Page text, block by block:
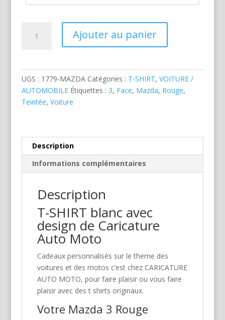
Ajouter au panier
UGS : 1779-MAZDA Catégories : T-SHIRT, VOITURE /
AUTOMOBILE Étiquettes : 3, Face, Mazda, Rouge,
Teintée, Voiture
Description
Informations complémentaires
Description
T-SHIRT blanc avec
design de Caricature
Auto Moto
Cadeaux personnalisés sur le theme des
voitures et des motos c’est chez CARICATURE
AUTO MOTO, pour faire plaisir ou vous faire
plaisir avec des t shirts originaux.
Votre Mazda 3 Rouge